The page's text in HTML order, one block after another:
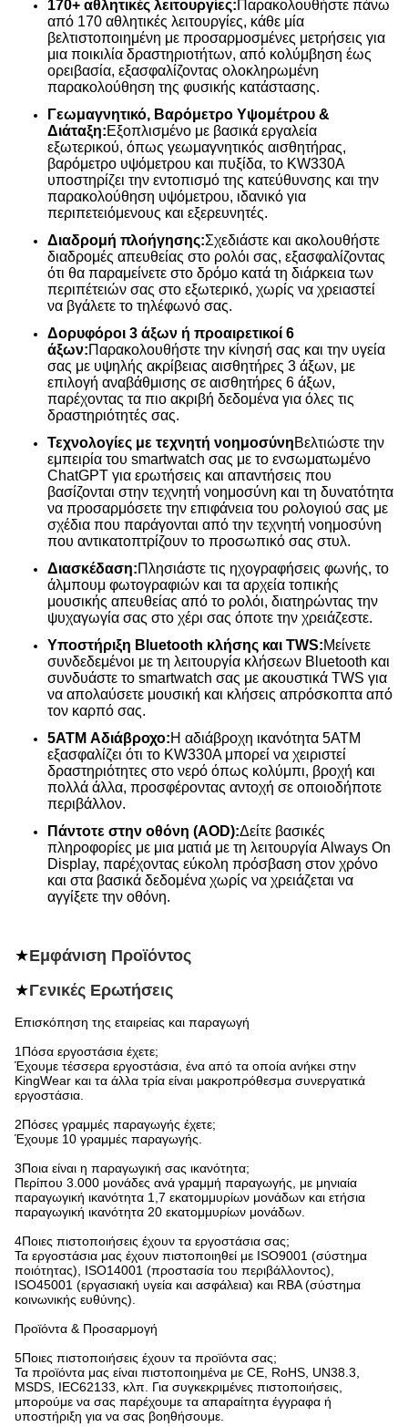
170+ αθλητικές λειτουργίες: Παρακολουθήστε πάνω
από 170 αθλητικές λειτουργίες, κάθε μία
βελτιστοποιημένη με προσαρμοσμένες μετρήσεις για
μια ποικιλία δραστηριοτήτων, από κολύμβηση έως
ορειβασία, εξασφαλίζοντας ολοκληρωμένη
παρακολούθηση της φυσικής κατάστασης.
Γεωμαγνητικό, Βαρόμετρο Υψομέτρου &
Διάταξη:Εξοπλισμένο με βασικά εργαλεία
εξωτερικού, όπως γεωμαγνητικός αισθητήρας,
βαρόμετρο υψόμετρου και πυξίδα, το KW330A
υποστηρίζει την εντοπισμό της κατεύθυνσης και την
παρακολούθηση υψόμετρου, ιδανικό για
περιπετειόμενους και εξερευνητές.
Διαδρομή πλοήγησης:Σχεδιάστε και ακολουθήστε
διαδρομές απευθείας στο ρολόι σας, εξασφαλίζοντας
ότι θα παραμείνετε στο δρόμο κατά τη διάρκεια των
περιπέτειών σας στο εξωτερικό, χωρίς να χρειαστεί
να βγάλετε το τηλέφωνό σας.
Δορυφόροι 3 άξων ή προαιρετικοί 6
άξων:Παρακολουθήστε την κίνησή σας και την υγεία
σας με υψηλής ακρίβειας αισθητήρες 3 άξων, με
επιλογή αναβάθμισης σε αισθητήρες 6 άξων,
παρέχοντας τα πιο ακριβή δεδομένα για όλες τις
δραστηριότητές σας.
Τεχνολογίες με τεχνητή νοημοσύνηΒελτιώστε την
εμπειρία του smartwatch σας με το ενσωματωμένο
ChatGPT για ερωτήσεις και απαντήσεις που
βασίζονται στην τεχνητή νοημοσύνη και τη δυνατότητα
να προσαρμόσετε την επιφάνεια του ρολογιού σας με
σχέδια που παράγονται από την τεχνητή νοημοσύνη
που αντικατοπτρίζουν το προσωπικό σας στυλ.
Διασκέδαση:Πλησιάστε τις ηχογραφήσεις φωνής, το
άλμπουμ φωτογραφιών και τα αρχεία τοπικής
μουσικής απευθείας από το ρολόι, διατηρώντας την
ψυχαγωγία σας στο χέρι σας όποτε την χρειάζεστε.
Υποστήριξη Bluetooth κλήσης και TWS:Μείνετε
συνδεδεμένοι με τη λειτουργία κλήσεων Bluetooth και
συνδυάστε το smartwatch σας με ακουστικά TWS για
να απολαύσετε μουσική και κλήσεις απρόσκοπτα από
τον καρπό σας.
5ATM Αδιάβροχο:Η αδιάβροχη ικανότητα 5ATM
εξασφαλίζει ότι το KW330A μπορεί να χειριστεί
δραστηριότητες στο νερό όπως κολύμπι, βροχή και
πολλά άλλα, προσφέροντας αντοχή σε οποιοδήποτε
περιβάλλον.
Πάντοτε στην οθόνη (AOD):Δείτε βασικές
πληροφορίες με μια ματιά με τη λειτουργία Always On
Display, παρέχοντας εύκολη πρόσβαση στον χρόνο
και στα βασικά δεδομένα χωρίς να χρειάζεται να
αγγίξετε την οθόνη.
★Εμφάνιση Προϊόντος
★Γενικές Ερωτήσεις
Επισκόπηση της εταιρείας και παραγωγή
1Πόσα εργοστάσια έχετε;
Έχουμε τέσσερα εργοστάσια, ένα από τα οποία ανήκει στην
KingWear και τα άλλα τρία είναι μακροπρόθεσμα συνεργατικά
εργοστάσια.
2Πόσες γραμμές παραγωγής έχετε;
Έχουμε 10 γραμμές παραγωγής.
3Ποια είναι η παραγωγική σας ικανότητα;
Περίπου 3.000 μονάδες ανά γραμμή παραγωγής, με μηνιαία
παραγωγική ικανότητα 1,7 εκατομμυρίων μονάδων και ετήσια
παραγωγική ικανότητα 20 εκατομμυρίων μονάδων.
4Ποιες πιστοποιήσεις έχουν τα εργοστάσια σας;
Τα εργοστάσια μας έχουν πιστοποιηθεί με ISO9001 (σύστημα
ποιότητας), ISO14001 (προστασία του περιβάλλοντος),
ISO45001 (εργασιακή υγεία και ασφάλεια) και RBA (σύστημα
κοινωνικής ευθύνης).
Προϊόντα & Προσαρμογή
5Ποιες πιστοποιήσεις έχουν τα προϊόντα σας;
Τα προϊόντα μας είναι πιστοποιημένα με CE, RoHS, UN38.3,
MSDS, IEC62133, κλπ. Για συγκεκριμένες πιστοποιήσεις,
μπορούμε να σας παρέχουμε τα απαραίτητα έγγραφα ή
υποστήριξη για να σας βοηθήσουμε.